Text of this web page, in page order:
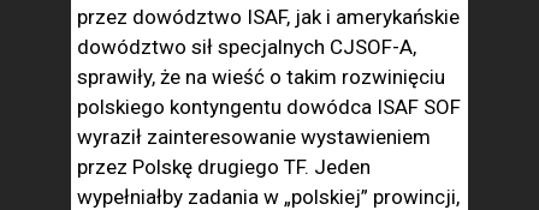
przez dowództwo ISAF, jak i amerykańskie
dowództwo sił specjalnych CJSOF-A,
sprawiły, że na wieść o takim rozwinięciu
polskiego kontyngentu dowódca ISAF SOF
wyraził zainteresowanie wystawieniem
przez Polskę drugiego TF. Jeden
wypełniałby zadania w „polskiej” prowincji,